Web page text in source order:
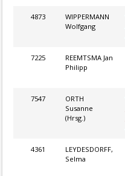
4873
WIPPERMANN
Wolfgang
7225
REEMTSMA Jan
Philipp
7547
ORTH
Susanne
(Hrsg.)
4361
LEYDESDORFF,
Selma